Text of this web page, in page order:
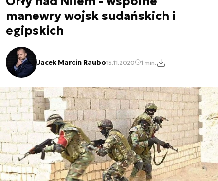
manewry wojsk sudańskich i
egipskich
Jacek Marcin Raubo15.11.2020 1 min.